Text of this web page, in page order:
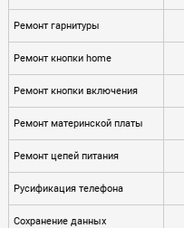
Ремонт гарнитуры
Ремонт кнопки home
Ремонт кнопки включения
Ремонт материнской платы
Ремонт цепей питания
Русификация телефона
Сохранение данных